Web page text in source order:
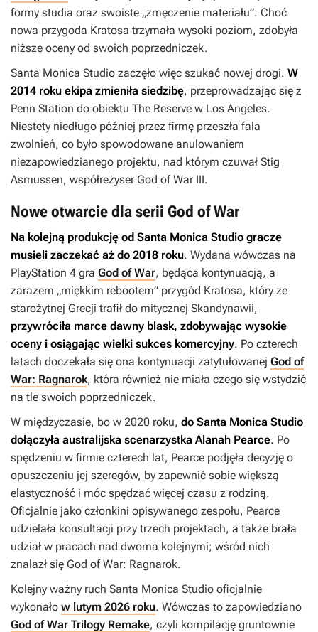
formy studia oraz swoiste „zmęczenie materiału”. Choć
nowa przygoda Kratosa trzymała wysoki poziom, zdobyła
niższe oceny od swoich poprzedniczek.
Santa Monica Studio zaczęło więc szukać nowej drogi. W
2014 roku ekipa zmieniła siedzibę, przeprowadzając się z
Penn Station do obiektu The Reserve w Los Angeles.
Niestety niedługo później przez firmę przeszła fala
zwolnień, co było spowodowane anulowaniem
niezapowiedzianego projektu, nad którym czuwał Stig
Asmussen, współreżyser God of War III.
Nowe otwarcie dla serii God of War
Na kolejną produkcję od Santa Monica Studio gracze
musieli zaczekać aż do 2018 roku. Wydana wówczas na
PlayStation 4 gra God of War, będąca kontynuacją, a
zarazem „miękkim rebootem” przygód Kratosa, który ze
starożytnej Grecji trafił do mitycznej Skandynawii,
przywróciła marce dawny blask, zdobywając wysokie
oceny i osiągając wielki sukces komercyjny. Po czterech
latach doczekała się ona kontynuacji zatytułowanej God of
War: Ragnarok, która również nie miała czego się wstydzić
na tle swoich poprzedniczek.
W międzyczasie, bo w 2020 roku, do Santa Monica Studio
dołączyła australijska scenarzystka Alanah Pearce. Po
spędzeniu w firmie czterech lat, Pearce podjęła decyzję o
opuszczeniu jej szeregów, by zapewnić sobie większą
elastyczność i móc spędzać więcej czasu z rodziną.
Oficjalnie jako członkini opisywanego zespołu, Pearce
udzielała konsultacji przy trzech projektach, a także brała
udział w pracach nad dwoma kolejnymi; wśród nich
znalazł się God of War: Ragnarok.
Kolejny ważny ruch Santa Monica Studio oficjalnie
wykonało w lutym 2026 roku. Wówczas to zapowiedziano
God of War Trilogy Remake, czyli kompilację gruntownie